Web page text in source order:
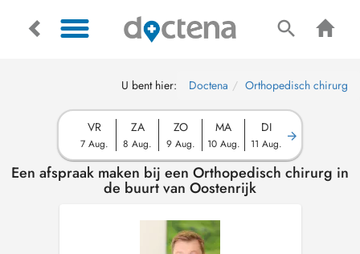
U bent hier: Doctena Orthopedisch chirurg
VR
7 Aug.
ZA
8 Aug.
ZO
9 Aug.
MA
10 Aug.
DI
11 Aug.
Een afspraak maken bij een Orthopedisch chirurg in
de buurt van Oostenrijk